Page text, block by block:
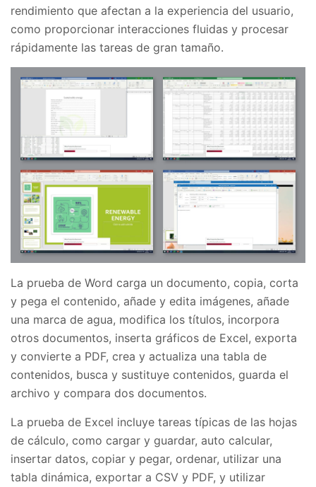
rendimiento que afectan a la experiencia del usuario,
como proporcionar interacciones fluidas y procesar
rápidamente las tareas de gran tamaño.
La prueba de Word carga un documento, copia, corta
y pega el contenido, añade y edita imágenes, añade
una marca de agua, modifica los títulos, incorpora
otros documentos, inserta gráficos de Excel, exporta
y convierte a PDF, crea y actualiza una tabla de
contenidos, busca y sustituye contenidos, guarda el
archivo y compara dos documentos.
La prueba de Excel incluye tareas típicas de las hojas
de cálculo, como cargar y guardar, auto calcular,
insertar datos, copiar y pegar, ordenar, utilizar una
tabla dinámica, exportar a CSV y PDF, y utilizar